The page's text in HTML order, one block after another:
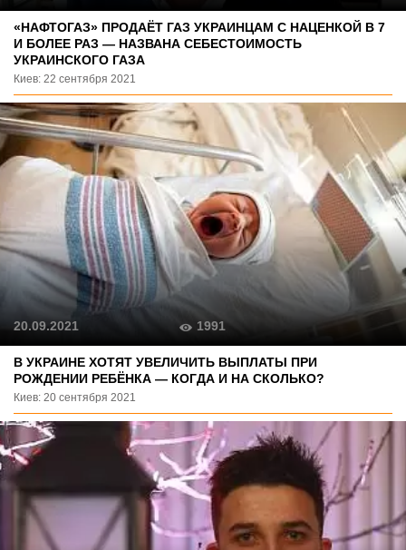
«НАФТОГАЗ» ПРОДАЁТ ГАЗ УКРАИНЦАМ С НАЦЕНКОЙ В 7
И БОЛЕЕ РАЗ — НАЗВАНА СЕБЕСТОИМОСТЬ
УКРАИНСКОГО ГАЗА
Киев: 22 сентября 2021
В УКРАИНЕ ХОТЯТ УВЕЛИЧИТЬ ВЫПЛАТЫ ПРИ
РОЖДЕНИИ РЕБЁНКА — КОГДА И НА СКОЛЬКО?
Киев: 20 сентября 2021
20.09.2021 1991